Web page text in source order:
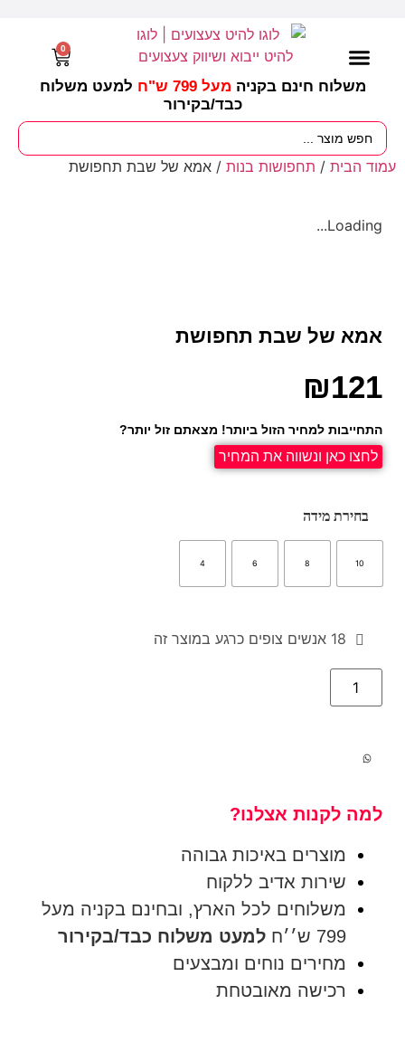
משלוח חינם בקניה מעל 799 ש"ח
למעט משלוח
כבד/בקירור
0
עמוד הבית / תחפושות בנות / אמא של שבת תחפושת
Loading...
אמא של שבת תחפושת
₪121
התחייבות למחיר הזול ביותר! מצאתם זול יותר?
לחצו כאן ונשווה את המחיר
בחירת מידה
10
8
6
4
18 אנשים צופים כרגע במוצר זה
למה לקנות אצלנו?
מוצרים באיכות גבוהה
שירות אדיב ללקוח
משלוחים לכל הארץ, ובחינם בקניה מעל
799 ש׳׳ח
למעט משלוח כבד/בקירור
מחירים נוחים ומבצעים
רכישה מאובטחת